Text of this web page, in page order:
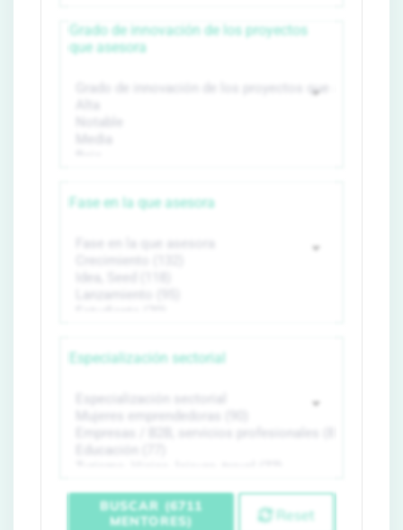
Grado de innovación de los proyectos
que asesora
Fase en la que asesora
Especialización sectorial
BUSCAR (6711
MENTORES)
Reset